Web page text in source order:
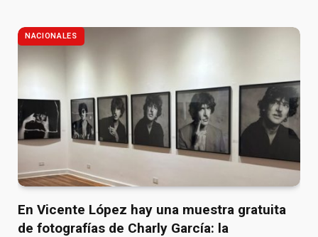
NACIONALES
En Vicente López hay una muestra gratuita
de fotografías de Charly García: la